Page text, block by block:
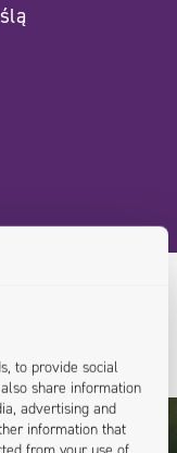
to provide social
share information
advertising and
information that